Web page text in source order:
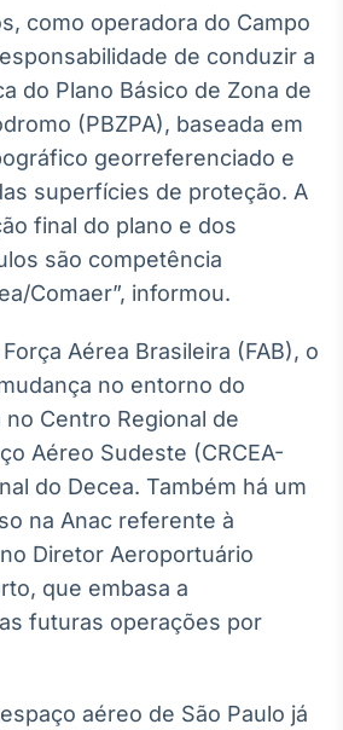
como operadora do Campo
de conduzir a
do Plano Básico de Zona de
(PBZPA), baseada em
georreferenciado e
superfícies de proteção. A
final do plano e dos
são competência
Comaer”, informou.
Aérea Brasileira (FAB), o
no entorno do
Centro Regional de
Aéreo Sudeste (CRCEA-
do Decea. Também há um
na Anac referente à
Diretor Aeroportuário
que embasa a
futuras operações por
aéreo de São Paulo já